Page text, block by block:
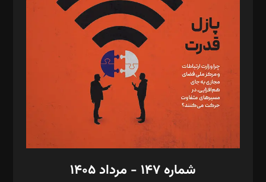
تحریریه‌: مجتبی محمود‌ی، آرش برهمند، یسنا امان‌پور، سروش کرمیان،
مصطفی مسجدی آرانی، ابوالفضل رجبی، زهرا فکرانه، فائزه فتحی
رستمی،مصطفی باستان
ویرایش: نگار استاد‌‌آقا
طراح یونیفرم: مجید توکلی
فیلمبرداری و عکاسی: امیر شفیعی، مانی لطفی زاده
گرافیک و صفحه‌آرایی: سید‌سبحان‌علی ثابت
مد‌یر توسعه تجاری: کامبیز برید‌
امور مالی: شاپور رهبری، محمد‌ کاظمی‌نیا
شماره ۱۴۷ - مرداد ۱۴۰۵